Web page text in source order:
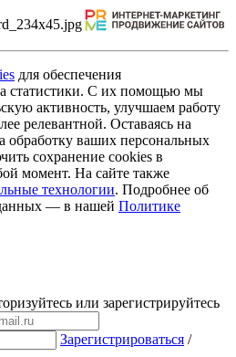
для обеспечения
статистики. С их помощью мы
активность, улучшаем работу
релевантной. Оставаясь на
обработку ваших персональных
сохранение cookies в
момент. На сайте также
технологии. Подробнее об
— в нашей Политике
или зарегистрируйтесь
Зарегистрироваться /